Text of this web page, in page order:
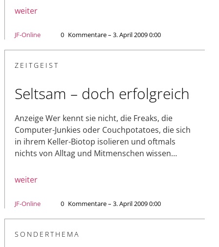
weiter
JF-Online 0 Kommentare – 3. April 2009 0:00
ZEITGEIST
Seltsam – doch erfolgreich
Anzeige Wer kennt sie nicht, die Freaks, die
Computer-Junkies oder Couchpotatoes, die sich
in ihrem Keller-Biotop isolieren und oftmals
nichts von Alltag und Mitmenschen wissen…
weiter
JF-Online 0 Kommentare – 3. April 2009 0:00
SONDERTHEMA